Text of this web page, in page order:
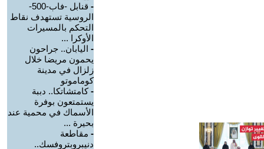
-
قنابل -فاب-500-
الروسية تستهدف نقاط
التحكم بالمسيرات
الأوكرا ...
- اليابان.. جراحون
يحمون مريضا خلال
زلزال في مدينة
كوماموتو
-كامتشاتكا.. دببة
يستمتعون بوفرة
الأسماك في محمية عند
بحيرة ...
- مقاطعة
دنيبروبتروفسك..